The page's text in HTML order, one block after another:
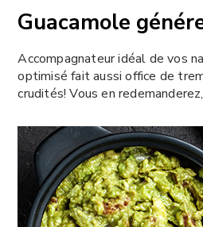
Guacamole
Accompagnateur idéal de vos
optimisé fait aussi office de
crudités! Vous en